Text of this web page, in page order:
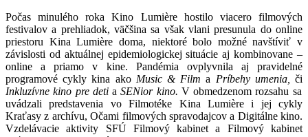
Počas minulého roka Kino Lumière hostilo viacero filmových
festivalov a prehliadok, väčšina sa však vlani presunula do online
priestoru Kina Lumière doma, niektoré bolo možné navštíviť v
závislosti od aktuálnej epidemiologickej situácie aj kombinovane –
online a priamo v kine. Pandémia ovplyvnila aj pravidelné
programové cykly kina ako Music & Film a Príbehy umenia,
či
Inkluzívne kino pre detiaSENior kino. V obmedzenom rozsahu sa
uvádzali predstavenia vo Filmotéke Kina Lumière i jej cykly
Kraťasy z archívu, Očami filmových spravodajcov a Digitálne kino.
Vzdelávacie aktivity SFÚ Filmový kabinet a Filmový kabinet